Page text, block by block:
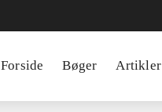
Forside Bøger Artikler